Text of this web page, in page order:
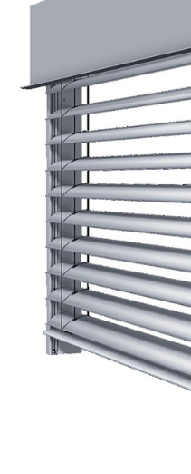
Bestellbreite
Bestellhöhe
Bestellfläche
einfache Integration
hohe Windstabilität
frontseitig
Führungsprofile